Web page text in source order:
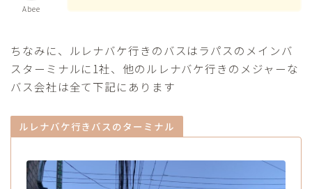
Abee
ちなみに、ルレナバケ行きのバスはラパスのメインバ
スターミナルに1社、他のルレナバケ行きのメジャーな
バス会社は全て下記にあります
ルレナバケ行きバスのターミナル